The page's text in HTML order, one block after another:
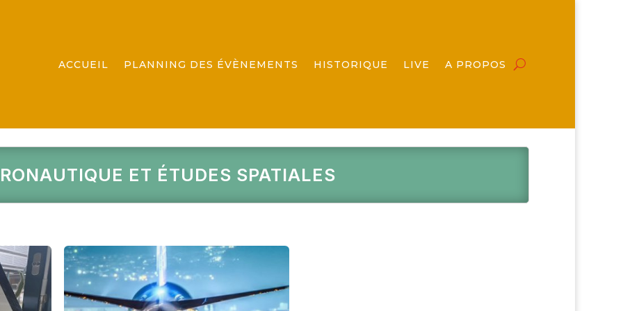
ACCUEIL PLANNING DES ÉVÈNEMENTS HISTORIQUE LIVE A PROPOS
ET ÉTUDES SPATIALES